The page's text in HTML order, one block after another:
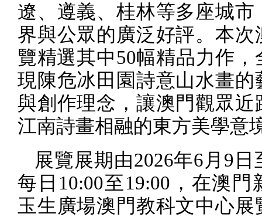
遼、遵義、桂林等多座城市
界與公眾的廣泛好評。本次
覽精選其中50幅精品力作，
現陳危冰田園詩意山水畫的
與創作理念，讓澳門觀眾近
江南詩畫相融的東方美學意
展覽展期由2026年6 月 9 日
每日 10:00至19:00 ，在澳
玉生廣場澳門教科文中心展